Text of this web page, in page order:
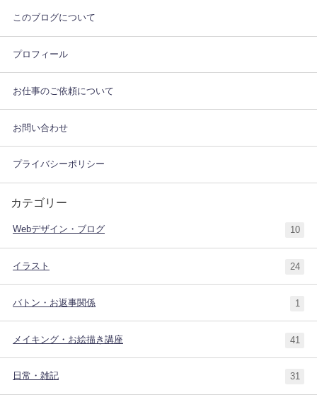
このブログについて
プロフィール
お仕事のご依頼について
お問い合わせ
プライバシーポリシー
カテゴリー
Webデザイン・ブログ 10
イラスト 24
バトン・お返事関係 1
メイキング・お絵描き講座 41
日常・雑記 31